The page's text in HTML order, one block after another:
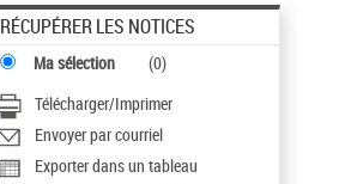
RÉCUPÉRER LES NOTICES
Ma sélection (0)
Télécharger/Imprimer
Envoyer par courriel
Exporter dans un tableau